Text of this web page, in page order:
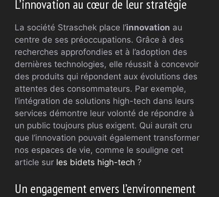
L’innovation au cœur de leur stratégie
La société Straschek place l’innovation au
centre de ses préoccupations. Grâce à des
recherches approfondies et à l’adoption des
dernières technologies, elle réussit à concevoir
des produits qui répondent aux évolutions des
attentes des consommateurs. Par exemple,
l’intégration de solutions high-tech dans leurs
services démontre leur volonté de répondre à
un public toujours plus exigent. Qui aurait cru
que l’innovation pouvait également transformer
nos espaces de vie, comme le souligne cet
article sur les bidets high-tech ?
Un engagement envers l’environnement